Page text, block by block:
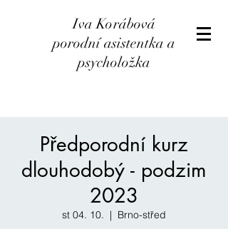
Iva Korábová
porodní asistentka a
psycholožka
Předporodní kurz
dlouhodobý - podzim
2023
st 04. 10.
  |
Brno-střed